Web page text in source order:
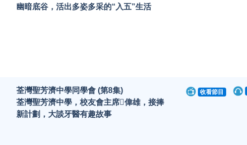
幽暗底谷，活出多姿多采的“入五”生活
荃灣聖芳濟中學同學會 (第8集)
荃灣聖芳濟中學，校友會主席偉雄，接捧
新計劃，大談牙醫有趣故事
收看節目